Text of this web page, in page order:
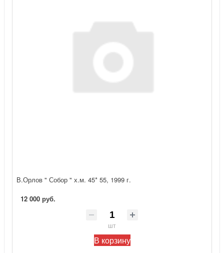
В.Орлов " Собор " х.м. 45* 55, 1999 г.
12 000 руб.
шт
В корзину